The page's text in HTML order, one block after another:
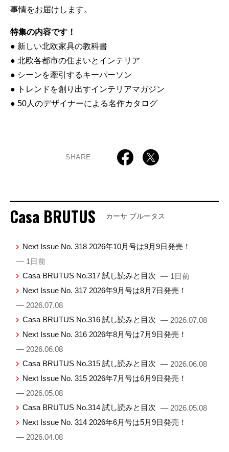
事情をお届けします。
特集の内容です！
● 新しい北欧家具の教科書
● 北欧各都市の住まいとインテリア
● シーンを牽引するキーパーソン
● トレンドを創り出すインテリアマガジン
● 50人のデザイナーによる名作カタログ
SHARE
Casa BRUTUS カーサ ブルータス
Next Issue No. 318 2026年10月号は9月9日発売！
— 1日前
Casa BRUTUS No.317 試し読みと目次 — 1日前
Next Issue No. 317 2026年9月号は8月7日発売！
— 2026.07.08
Casa BRUTUS No.316 試し読みと目次 — 2026.07.08
Next Issue No. 316 2026年8月号は7月9日発売！
— 2026.06.08
Casa BRUTUS No.315 試し読みと目次 — 2026.06.08
Next Issue No. 315 2026年7月号は6月9日発売！
— 2026.05.08
Casa BRUTUS No.314 試し読みと目次 — 2026.05.08
Next Issue No. 314 2026年6月号は5月9日発売！
— 2026.04.08